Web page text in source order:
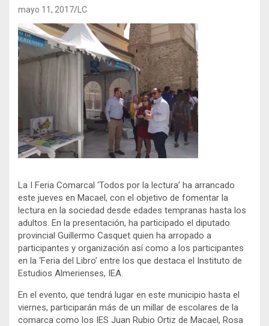
mayo 11, 2017 LC
La I Feria Comarcal ‘Todos por la lectura’ ha arrancado
este jueves en Macael, con el objetivo de fomentar la
lectura en la sociedad desde edades tempranas hasta los
adultos. En la presentación, ha participado el diputado
provincial Guillermo Casquet quien ha arropado a
participantes y organización así como a los participantes
en la ‘Feria del Libro’ entre los que destaca el Instituto de
Estudios Almerienses, IEA.
En el evento, que tendrá lugar en este municipio hasta el
viernes, participarán más de un millar de escolares de la
comarca como los IES Juan Rubio Ortiz de Macael, Rosa